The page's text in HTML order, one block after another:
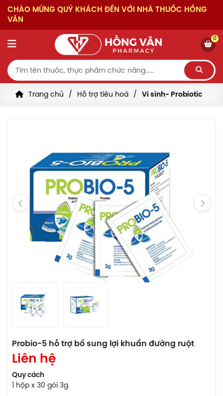
CHÀO MỪNG QUÝ KHÁCH ĐẾN VỚI NHÀ THUỐC HỒNG
VÂN
0
Trang chủ Hỗ trợ tiêu hoá Vi sinh- Probiotic
Probio-5 hỗ trợ bổ sung lợi khuẩn đường ruột
Liên hệ
Quy cách
1 hộp x 30 gói 3g